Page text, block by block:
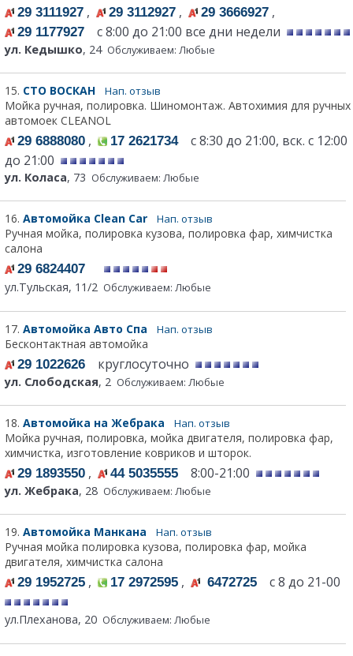
29 3111927 , 29 3112927 , 29 3666927 ,
29 1177927 с 8:00 до 21:00 все дни недели
ул. Кедышко, 24 Обслуживаем: Любые
15. СТО ВОСКАН Нап. отзыв
Мойка ручная, полировка. Шиномонтаж. Автохимия для ручных
автомоек CLEANOL
29 6888080 , 17 2621734с 8:30 до 21:00, вск. с 12:00
до 21:00
ул. Коласа, 73 Обслуживаем: Любые
16. Автомойка Clean Car Нап. отзыв
Ручная мойка, полировка кузова, полировка фар, химчистка
салона
29 6824407
ул.Тульская, 11/2 Обслуживаем: Любые
17. Автомойка Авто Спа Нап. отзыв
Бесконтактная автомойка
29 1022626 круглосуточно
ул. Слободская, 2 Обслуживаем: Любые
18. Автомойка на Жебрака Нап. отзыв
Мойка ручная, полировка, мойка двигателя, полировка фар,
химчистка, изготовление ковриков и шторок.
29 1893550 , 44 5035555 8:00-21:00
ул. Жебрака, 28 Обслуживаем: Любые
19. Автомойка Манкана Нап. отзыв
Ручная мойка полировка кузова, полировка фар, мойка
двигателя, химчистка салона
29 1952725 , 17 2972595 , 6472725 с 8 до 21-00
ул.Плеханова, 20 Обслуживаем: Любые